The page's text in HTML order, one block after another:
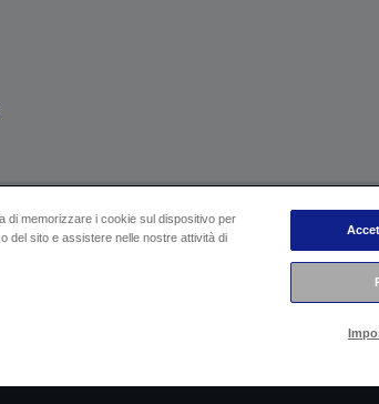
Contattaci per informazioni sui tuoi dati
Epson Italia
di memorizzare i cookie sul dispositivo per
del sito e assistere nelle nostre attività di